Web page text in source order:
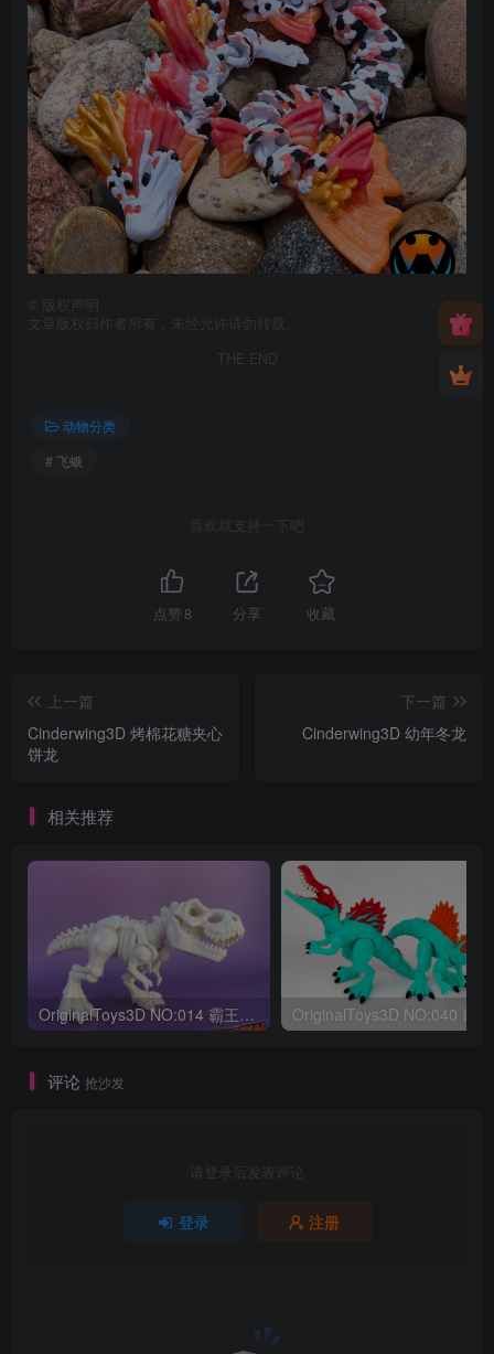
版权声明
文章版权归作者所有，未经允许请勿转载。
THE END
动物分类
# 飞蛾
喜欢就支持一下吧
点赞 8 分享 收藏
上一篇
Cinderwing3D 烤棉花糖夹心
饼龙
下一篇
Cinderwing3D 幼年冬龙
相关推荐
OriginalToys3D NO:014 霸王龙骨架
评论 抢沙发
请登录后发表评论
登录 注册